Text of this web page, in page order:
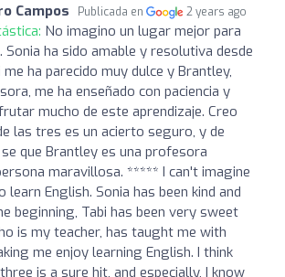
Campos Publicada en 2 years ago
No imagino un lugar mejor para
Sonia ha sido amable y resolutiva desde
me ha parecido muy dulce y Brantley,
me ha enseñado con paciencia y
mucho de este aprendizaje. Creo
las tres es un acierto seguro, y de
que Brantley es una profesora
maravillosa. ***** I can't imagine
English. Sonia has been kind and
beginning, Tabi has been very sweet
is my teacher, has taught me with
me enjoy learning English. I think
is a sure hit, and especially, I know